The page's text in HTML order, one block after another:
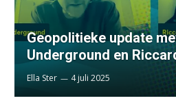
Geopolitieke update
Underground en
Ella Ster 4 juli 2025